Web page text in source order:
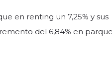
en renting un 7,25% y sus
del 6,84% en